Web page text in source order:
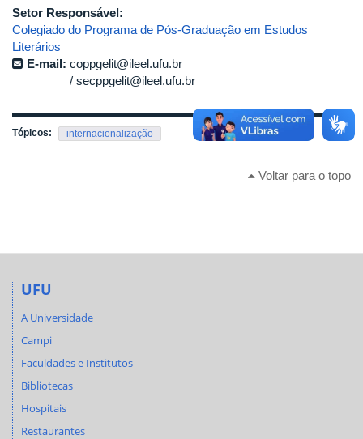
Setor Responsável:
Colegiado do Programa de Pós-Graduação em Estudos
Literários
E-mail: coppgelit@ileel.ufu.br
secppgelit@ileel.ufu.br
Tópicos: internacionalização
Voltar para o topo
UFU
A Universidade
Campi
Faculdades e Institutos
Bibliotecas
Hospitais
Restaurantes